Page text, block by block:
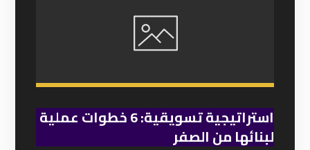
استراتيجية تسويقية: 6 خطوات عملية
لبنائها من الصفر